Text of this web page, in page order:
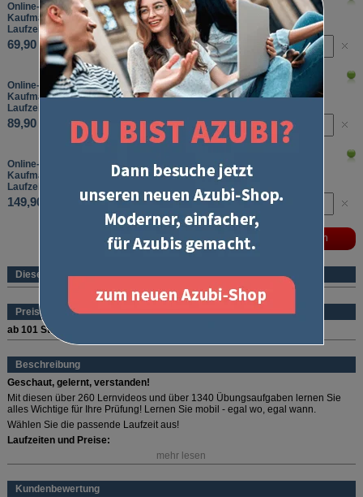
Online-Lernvideos und Übungsaufgaben
Kaufmännische Grundlagen
Laufzeit: 3 Monate
69,90 €
Online-Lernvideos und Übungsaufgaben
Kaufmännische Grundlagen
Laufzeit: 6 Monate
89,90 €
Online-Lernvideos und Übungsaufgaben
Kaufmännische Grundlagen
Laufzeit: 12 Monate
149,90 €
Dieses Produkt ist ein eBook
Preise (pro Stück und Sorte)
ab 101 Stück
Beschreibung
Geschaut, gelernt, verstanden!
Mit diesen über 260 Lernvideos und über 1340 Übungsaufgaben lernen Sie
alles Wichtige für Ihre Prüfung! Lernen Sie mobil - egal wo, egal wann.
Wählen Sie die passende Laufzeit aus!
Laufzeiten und Preise:
1 Monat: 34,90 Euro
6 Monate: 89,90 Euro
mehr lesen
Kundenbewertung